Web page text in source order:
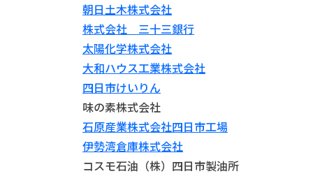
朝日土木株式会社
株式会社 三十三銀行
太陽化学株式会社
大和ハウス工業株式会社
四日市けいりん
味の素株式会社
石原産業株式会社四日市工場
伊勢湾倉庫株式会社
コスモ石油（株）四日市製油所